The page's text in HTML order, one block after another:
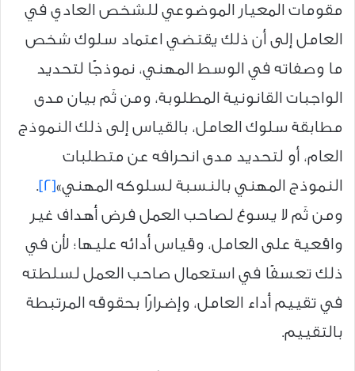
مقومات المعيار الموضوعي للشخص العادي في
العامل إلى أن ذلك يقتضي اعتماد سلوك شخص
ما وصفاته في الوسط المهني، نموذجًا لتحديد
الواجبات القانونية المطلوبة، ومن ثَم بيان مدى
مطابقة سلوك العامل، بالقياس إلى ذلك النموذج
العام، أو لتحديد مدى انحرافه عن متطلبات
النموذج المهني بالنسبة لسلوكه المهني»[2]
.
ومن ثَم لا يسوغ لصاحب العمل فرض أهداف غير
واقعية على العامل، وقياس أدائه عليها؛ لأن في
ذلك تعسفًا في استعمال صاحب العمل لسلطته
في تقييم أداء العامل، وإضرارًا بحقوقه المرتبطة
بالتقييم.